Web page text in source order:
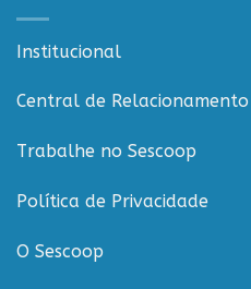
Institucional
Central de Relacionamento
Trabalhe no Sescoop
Política de Privacidade
O Sescoop